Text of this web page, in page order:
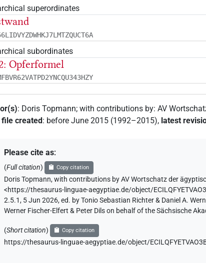
superordinates
subordinates
Opferformel
: Doris Topmann;with contributions by:AV
file created: before June 2015 (1992–2015), latest
Please cite as:
(Full citation) Copy citation
Doris Topmann,with contributions by AV Wortschatz der
<https://thesaurus-linguae-aegyptiae.de/object/
2.5.1, 5 Jun 2026, ed. by Tonio Sebastian Richter & Daniel A.
Werner Fischer-Elfert & Peter Dils on behalf of the Sächsische
(Short citation) Copy citation
https://thesaurus-linguae-aegyptiae.de/object/